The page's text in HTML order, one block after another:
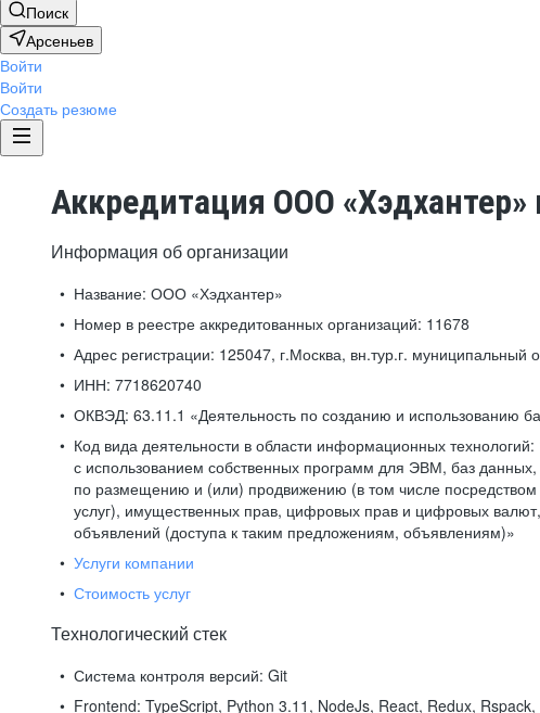
Поиск
Арсеньев
Войти
Войти
Создать резюме
Аккредитация ООО
Информация об организации
Название: ООО «Хэдхантер»
Номер в реестре аккредитованных организаций: 11678
Адрес регистрации: 125047, г.Москва, вн.тур.г. муниципальный
ИНН: 7718620740
ОКВЭД: 63.11.1 «Деятельность по созданию и использованию
Код вида деятельности в области информационных технологий:
с использованием собственных программ для ЭВМ, баз
по размещению и (или) продвижению (в том числе
услуг), имущественных прав, цифровых прав и цифровых
объявлений (доступа к таким предложениям, объявлениям)»
Услуги компании
Стоимость услуг
Технологический стек
Система контроля версий: Git
Frontend: TypeScript, Python 3.11, NodeJs, React, Redux,